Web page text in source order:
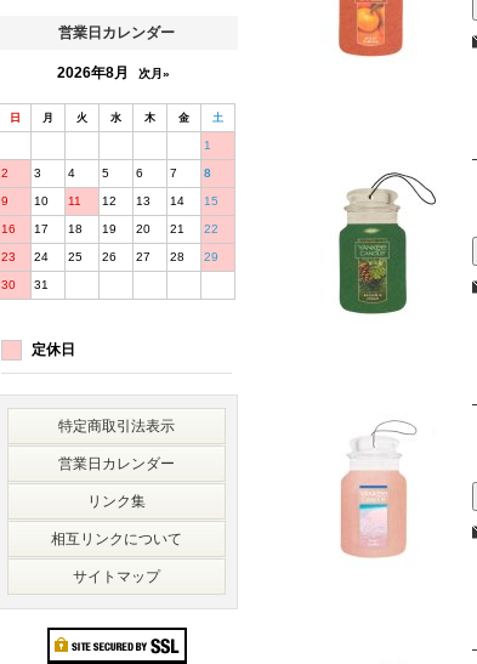
営業日カレンダー
2026年8月 次月»
日 月 火 水 木 金 土
1
2 3 4 5 6 7 8
9 10 11 12 13 14 15
16 17 18 19 20 21 22
23 24 25 26 27 28 29
30 31
定休日
特定商取引法表示
営業日カレンダー
リンク集
相互リンクについて
サイトマップ